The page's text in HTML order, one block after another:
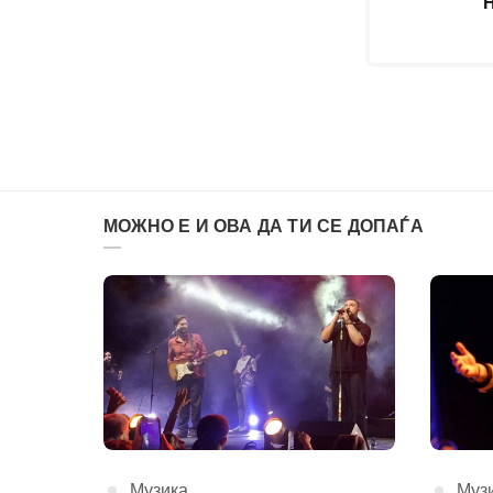
МОЖНО Е И ОВА ДА ТИ СЕ ДОПАЃА